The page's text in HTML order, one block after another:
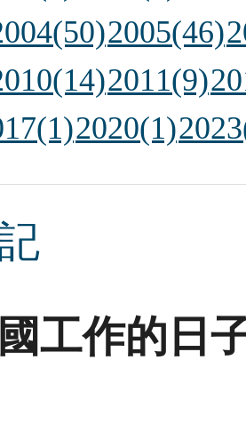
2005(46)
2011(9)
2020(1)
工作的日